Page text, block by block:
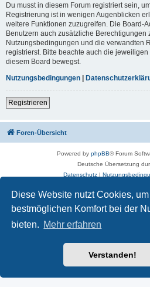
Diese Website nutzt Cookies,
bestmöglichen Komfort bei der
bieten. Mehr erfahren
Verstanden!
Du musst in diesem Forum registriert sein,
Registrierung ist in wenigen Augenblicken
weitere Funktionen zuzugreifen. Die Board-
Benutzern auch zusätzliche Berechtigungen
Nutzungsbedingungen und die verwandten
registrierst. Bitte beachte auch die
diesem Board bewegst.
Nutzungsbedingungen |
Registrieren
Foren-Übersicht
Powered by phpBB® Forum
Deutsche Übersetzung
Datenschutz |